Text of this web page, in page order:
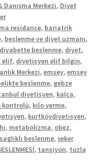
Danışma Merkezi, Diyet
residance, bariatrik
, beslenme ve diyet uzmanı,
diyabette beslenme, diyet,
elif, diyetisyen elif bilgin,
Merkezi, emsey, emsey
beslenme, gebze
diyetisyen, kalça,
kontrolü, kilo verme,
, kurtköydiyetisyen,
, metabolizma, obez,
saglıklı beslenme, şeker
, tansiyon, tuzla